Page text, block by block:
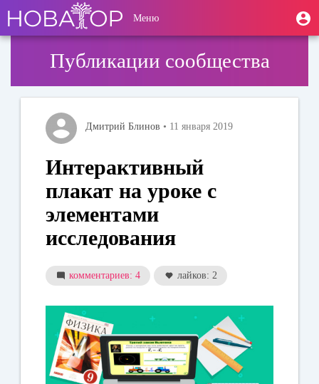
основному
содержанию
User
account
Меню
Публикации сообщества
Дмитрий Блинов • 11 января 2019
Интерактивный
плакат на уроке с
элементами
исследования
комментариев: 4 лайков: 2